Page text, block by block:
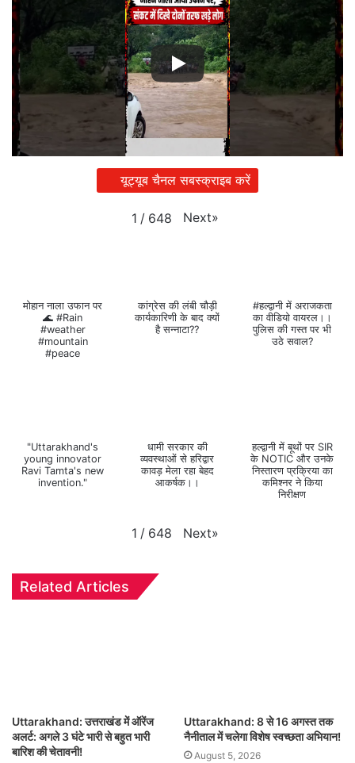
यूट्यूब चैनल सबस्क्राइब करें
1 / 648 Next»
मोहान नाला उफान पर
🌊 #Rain
#weather
#mountain
#peace
कांग्रेस की लंबी चौड़ी
कार्यकारिणी के बाद क्यों
है सन्नाटा??
#हल्द्वानी में अराजकता
का वीडियो वायरल।।
पुलिस की गस्त पर भी
उठे सवाल?
"Uttarakhand's
young innovator
Ravi Tamta's new
invention."
धामी सरकार की
व्यवस्थाओं से हरिद्वार
कावड़ मेला रहा बेहद
आकर्षक।।
हल्द्वानी में बूथों पर SIR
के NOTIC और उनके
निस्तारण प्रक्रिया का
कमिश्नर ने किया
निरीक्षण
1 / 648 Next»
Related Articles
Uttarakhand: उत्तराखंड में ऑरेंज
अलर्ट: अगले 3 घंटे भारी से बहुत भारी
बारिश की चेतावनी!
Uttarakhand: 8 से 16 अगस्त तक
नैनीताल में चलेगा विशेष स्वच्छता अभियान!
August 5, 2026